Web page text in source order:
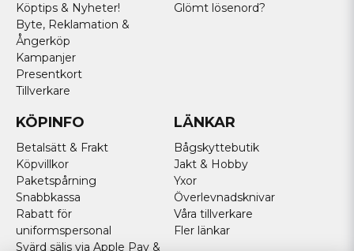
Köptips & Nyheter!
Byte, Reklamation &
Ångerköp
Kampanjer
Presentkort
Tillverkare
Glömt lösenord?
KÖPINFO
Betalsätt & Frakt
Köpvillkor
Paketspårning
Snabbkassa
Rabatt för
uniformspersonal
Svärd säljs via Apple Pay &
LÄNKAR
Bågskyttebutik
Jakt & Hobby
Yxor
Överlevnadsknivar
Våra tillverkare
Fler länkar